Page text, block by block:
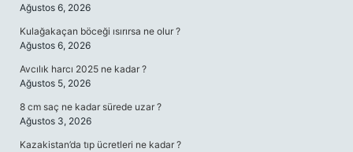
Ağustos 6, 2026
Kulağakaçan böceği ısırırsa ne olur ?
Ağustos 6, 2026
Avcılık harcı 2025 ne kadar ?
Ağustos 5, 2026
8 cm saç ne kadar sürede uzar ?
Ağustos 3, 2026
Kazakistan’da tıp ücretleri ne kadar ?